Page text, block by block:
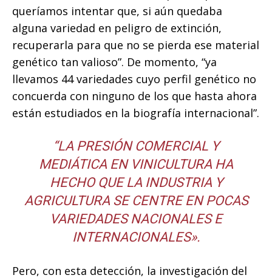
queríamos intentar que, si aún quedaba
alguna variedad en peligro de extinción,
recuperarla para que no se pierda ese material
genético tan valioso”. De momento, “ya
llevamos 44 variedades cuyo perfil genético no
concuerda con ninguno de los que hasta ahora
están estudiados en la biografía internacional”.
“LA PRESIÓN COMERCIAL Y
MEDIÁTICA EN VINICULTURA HA
HECHO QUE LA INDUSTRIA Y
AGRICULTURA SE CENTRE EN POCAS
VARIEDADES NACIONALES E
INTERNACIONALES».
Pero, con esta detección, la investigación del